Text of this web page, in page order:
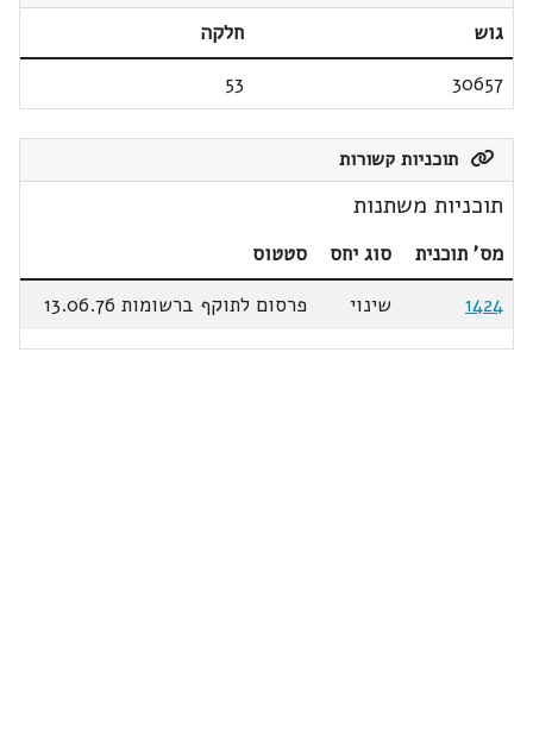
גוש
חלקה
30657
53
תוכניות קשורות
תוכניות משתנות
מס' תוכנית סוג יחס
סטטוס
1424
שינוי פרסום לתוקף ברשומות 13.06.76